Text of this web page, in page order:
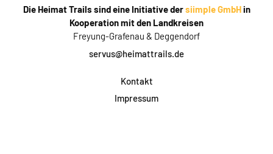
Die Heimat Trails sind eine Initiative dersiimple GmbHin
Kooperation mit den Landkreisen
Freyung-Grafenau & Deggendorf
servus@heimattrails.de
Kontakt
Impressum